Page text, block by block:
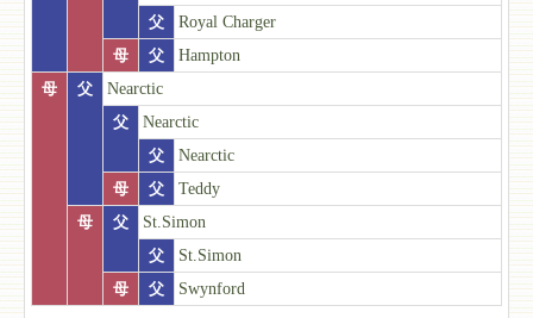
父
Royal Charger
母
父
Hampton
母
父
Nearctic
父
Nearctic
父
Nearctic
母
父
Teddy
母
父
St.Simon
父
St.Simon
母
父 Swynford